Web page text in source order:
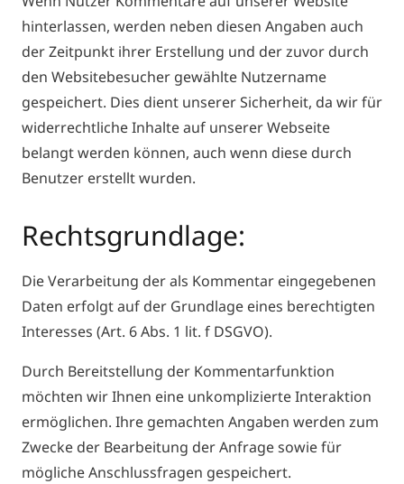
hinterlassen, werden neben diesen Angaben auch
der Zeitpunkt ihrer Erstellung und der zuvor durch
den Websitebesucher gewählte Nutzername
gespeichert. Dies dient unserer Sicherheit, da wir für
widerrechtliche Inhalte auf unserer Webseite
belangt werden können, auch wenn diese durch
Benutzer erstellt wurden.
Rechtsgrundlage:
Die Verarbeitung der als Kommentar eingegebenen
Daten erfolgt auf der Grundlage eines berechtigten
Interesses (Art. 6 Abs. 1 lit. f DSGVO).
Durch Bereitstellung der Kommentarfunktion
möchten wir Ihnen eine unkomplizierte Interaktion
ermöglichen. Ihre gemachten Angaben werden zum
Zwecke der Bearbeitung der Anfrage sowie für
mögliche Anschlussfragen gespeichert.